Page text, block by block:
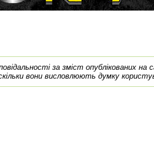
за зміст опублікованих на
вони висловлюють думку